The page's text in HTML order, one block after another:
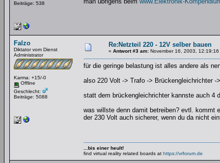
Beiträge: 538
Falzo
Diktator vom Dienst
Administrator
Karma: +15/-0
Offline
Geschlecht:
Beiträge: 5088
Re:Netzteil 220 - 12V selber bauen
« Antwort #3 am: November 16, 2003, 12:19:16
für die geringe belastung ist alles andere als
also 220 Volt -> Trafo -> Brückengleichrichter
statt dem brückengleichrichter kannste auch 4
was willste denn damit betreiben? evtl. kommt
der 230 Volt auch sicherer, wenn du da nicht
...bis einer heult!
find virtual reality related boards at https://vrforum.de